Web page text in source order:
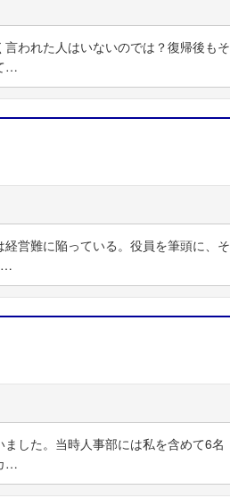
われた人はいないのでは？復帰後もそ
…
営難に陥っている。役員を筆頭に、そ
…
した。当時人事部には私を含めて6名
…